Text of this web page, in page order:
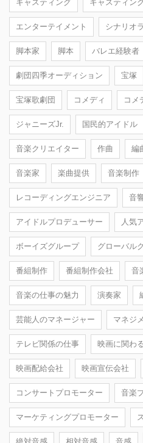
キャスティング キャスティン
エンターテイメント シナリオ
脚本家 脚本 バレエ経験者
劇団四季オーディション 宝塚
宝塚歌劇団 コメディ コメ
ジャニーズJr. 国民的アイドル
音楽クリエイター 作曲 編
音楽家 楽曲提供 音楽制作
レコーディングエンジニア 音
アイドルプロデューサー 人気
ボーイズグループ グローバル
番組制作 番組制作会社 音
音楽の仕事の魅力 演奏家
芸能人のマネージャー マネジ
テレビ関係の仕事 映画に関わ
映画配給会社 映画宣伝会社
コンサートプロモーター 音楽
マーケティングプロモーター